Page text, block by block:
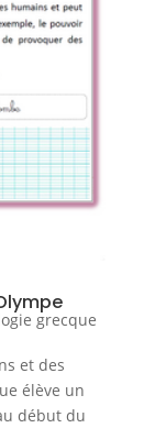
grecque
et des
élève un
début du